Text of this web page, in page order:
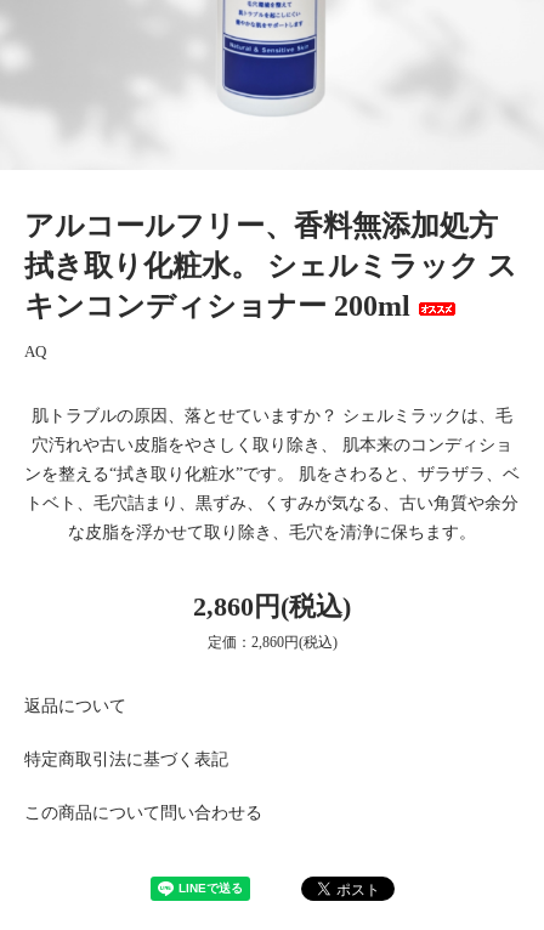
アルコールフリー、香料無添加処方
拭き取り化粧水。 シェルミラック ス
キンコンディショナー 200ml
AQ
肌トラブルの原因、落とせていますか？ シェルミラックは、毛
穴汚れや古い皮脂をやさしく取り除き、 肌本来のコンディショ
ンを整える“拭き取り化粧水”です。 肌をさわると、ザラザラ、ベ
トベト、毛穴詰まり、黒ずみ、くすみが気なる、古い角質や余分
な皮脂を浮かせて取り除き、毛穴を清浄に保ちます。
2,860円(税込)
定価：2,860円(税込)
返品について
特定商取引法に基づく表記
この商品について問い合わせる